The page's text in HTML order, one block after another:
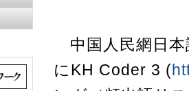
中国人民網日本
にKH Coder 3 (